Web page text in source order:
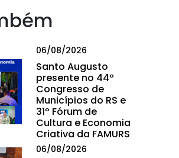
06/08/2026
Santo Augusto
presente no 44º
Congresso de
Municípios do RS e
31º Fórum de
Cultura e Economia
Criativa da FAMURS
06/08/2026